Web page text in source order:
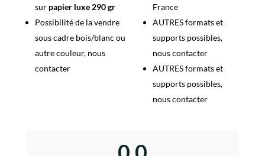
sur papier luxe 290 gr
Possibilité de la vendre
sous cadre bois/blanc ou
autre couleur, nous
contacter
France
AUTRES formats et
supports possibles,
nous contacter
AUTRES formats et
supports possibles,
nous contacter